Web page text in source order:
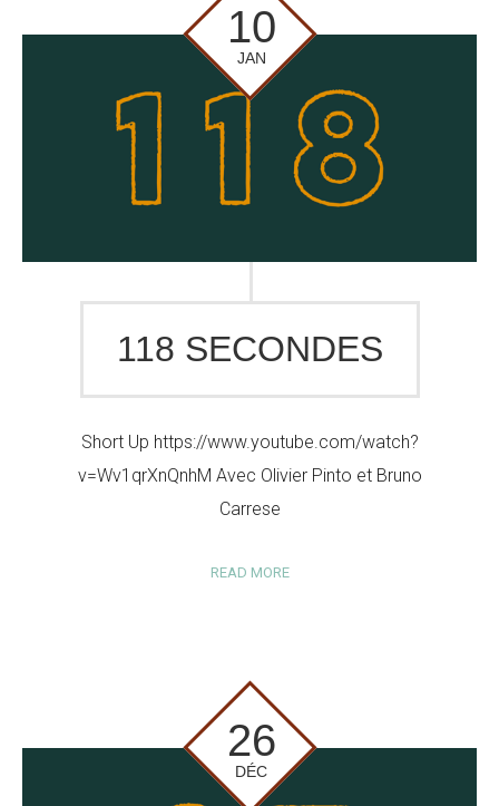
10
JAN
118 SECONDES
Short Up https://www.youtube.com/watch?
v=Wv1qrXnQnhM Avec Olivier Pinto et Bruno
Carrese
READ MORE
26
DÉC